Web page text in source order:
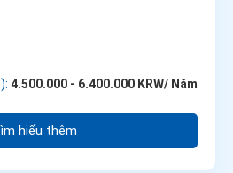
4.500.000 - 6.400.000 KRW/ Năm
hiểu thêm